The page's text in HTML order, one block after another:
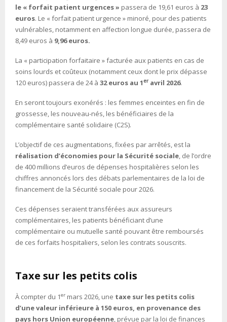
le « forfait patient urgences » passera de 19,61 euros à 23
euros. Le « forfait patient urgence » minoré, pour des patients
vulnérables, notamment en affection longue durée, passera de
8,49 euros à 9,96 euros.
La « participation forfaitaire » facturée aux patients en cas de
soins lourds et coûteux (notamment ceux dont le prix dépasse
120 euros) passera de 24 à 32 euros au 1er avril 2026.
En seront toujours exonérés : les femmes enceintes en fin de
grossesse, les nouveau-nés, les bénéficiaires de la
complémentaire santé solidaire (C2S).
L’objectif de ces augmentations, fixées par arrêtés, est la
réalisation d’économies pour la Sécurité sociale , de l’ordre
de 400 millions d’euros de dépenses hospitalières selon les
chiffres annoncés lors des débats parlementaires de la loi de
financement de la Sécurité sociale pour 2026.
Ces dépenses seraient transférées aux assureurs
complémentaires, les patients bénéficiant d’une
complémentaire ou mutuelle santé pouvant être remboursés
de ces forfaits hospitaliers, selon les contrats souscrits.
Taxe sur les petits colis
À compter du 1er mars 2026, une taxe sur les petits colis
d’une valeur inférieure à 150 euros, en provenance des
pays hors Union européenne , prévue par la loi de finances